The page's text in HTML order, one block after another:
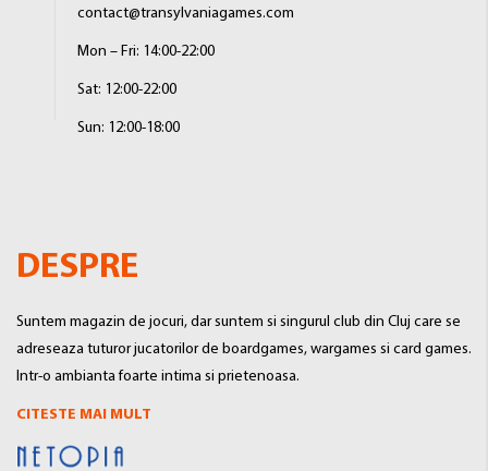
contact@transylvaniagames.com
Mon – Fri: 14:00-22:00
Sat: 12:00-22:00
Sun: 12:00-18:00
DESPRE
Suntem magazin de jocuri, dar suntem si singurul club din Cluj care se
adreseaza tuturor jucatorilor de boardgames, wargames si card games.
Intr-o ambianta foarte intima si prietenoasa.
CITESTE MAI MULT